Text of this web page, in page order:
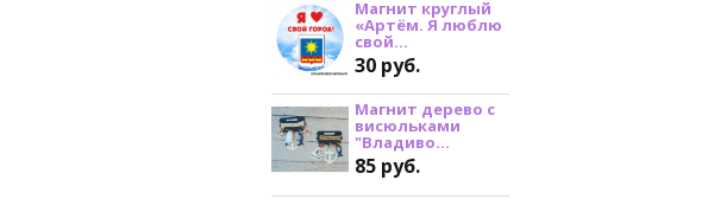
Магнит круглый
«Артём. Я люблю
свой...
30 руб.
Магнит дерево с
висюльками
"Владиво...
85 руб.